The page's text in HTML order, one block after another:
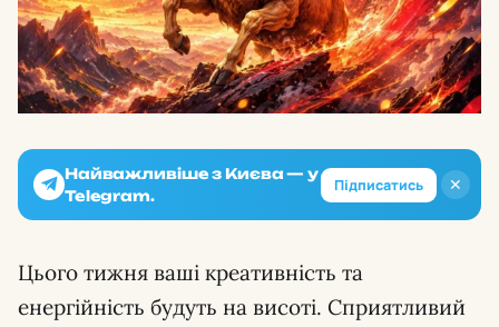
✕
Найважливіше з Києва — у
Telegram.
Підписатись
Цього тижня ваші креативність та
енергійність будуть на висоті. Сприятливий